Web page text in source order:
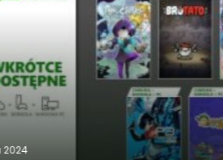
3 stycznia 2024